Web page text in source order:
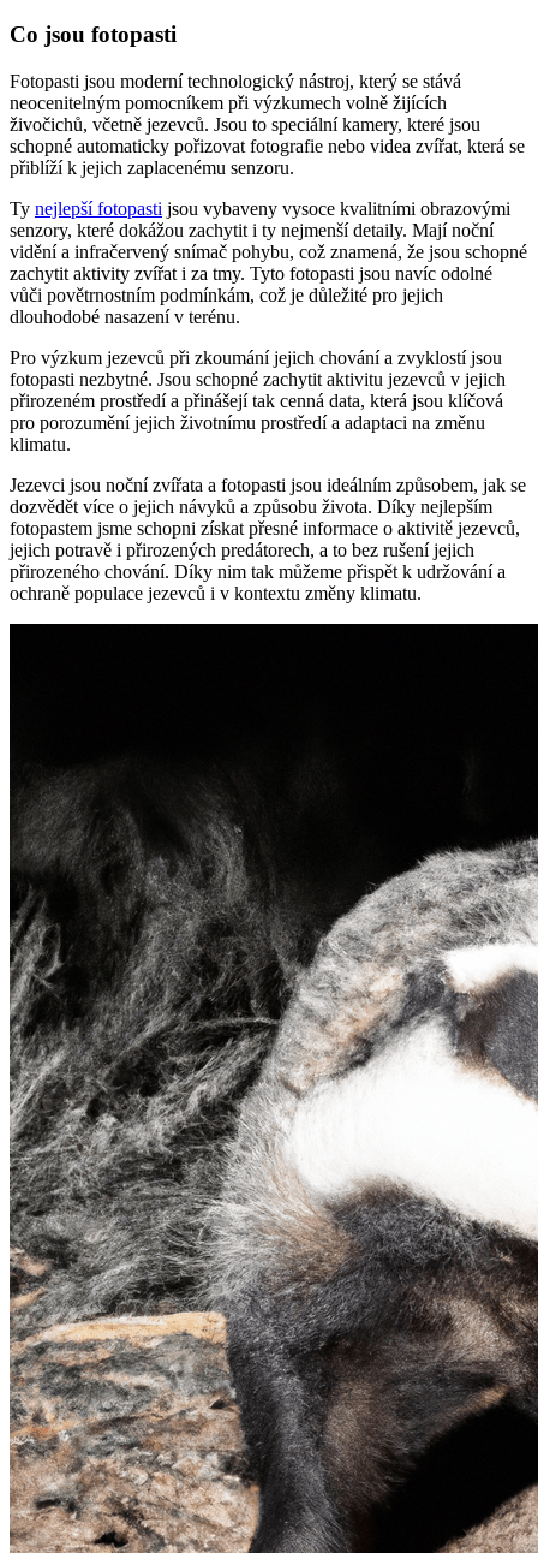
Co jsou fotopasti
Fotopasti jsou moderní technologický nástroj, který se stává
neocenitelným pomocníkem při výzkumech volně žijících
živočichů, včetně jezevců. Jsou to speciální kamery, které jsou
schopné automaticky pořizovat fotografie nebo videa zvířat, která se
přiblíží k jejich zaplacenému senzoru.
Ty nejlepší fotopasti jsou vybaveny vysoce kvalitními obrazovými
senzory, které dokážou zachytit i ty nejmenší detaily. Mají noční
vidění a infračervený snímač pohybu, což znamená, že jsou schopné
zachytit aktivity zvířat i za tmy. Tyto fotopasti jsou navíc odolné
vůči povětrnostním podmínkám, což je důležité pro jejich
dlouhodobé nasazení v terénu.
Pro výzkum jezevců při zkoumání jejich chování a zvyklostí jsou
fotopasti nezbytné. Jsou schopné zachytit aktivitu jezevců v jejich
přirozeném prostředí a přinášejí tak cenná data, která jsou klíčová
pro porozumění jejich životnímu prostředí a adaptaci na změnu
klimatu.
Jezevci jsou noční zvířata a fotopasti jsou ideálním způsobem, jak se
dozvědět více o jejich návyků a způsobu života. Díky nejlepším
fotopastem jsme schopni získat přesné informace o aktivitě jezevců,
jejich potravě i přirozených predátorech, a to bez rušení jejich
přirozeného chování. Díky nim tak můžeme přispět k udržování a
ochraně populace jezevců i v kontextu změny klimatu.